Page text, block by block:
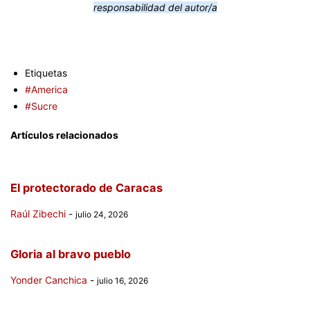
responsabilidad del autor/a
Etiquetas
#America
#Sucre
Artículos relacionados
El protectorado de Caracas
Raúl Zibechi - julio 24, 2026
Gloria al bravo pueblo
Yonder Canchica - julio 16, 2026